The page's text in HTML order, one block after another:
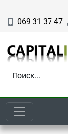
069 31 37 47